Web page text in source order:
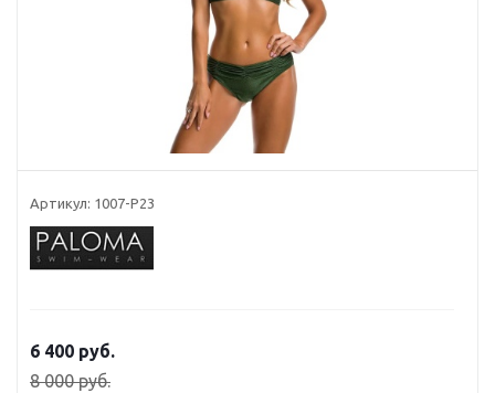
Артикул: 1007-P23
6 400 руб.
8 000руб.